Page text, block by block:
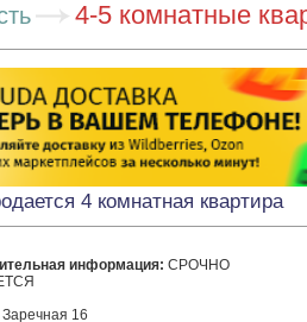
4-5 комнатные
4 комнатная квартира
информация: СРОЧНО